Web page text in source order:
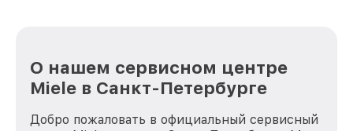
О нашем сервисном центре
Miele в Санкт-Петербурге
Добро пожаловать в официальный сервисный